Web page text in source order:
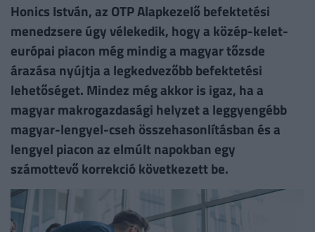
Honics István, az OTP Alapkezelő befektetési
menedzsere úgy vélekedik, hogy a közép-kelet-
európai piacon még mindig a magyar tőzsde
árazása nyújtja a legkedvezőbb befektetési
lehetőséget. Mindez még akkor is igaz, ha a
magyar makrogazdasági helyzet a leggyengébb
magyar-lengyel-cseh összehasonlításban és a
lengyel piacon az elmúlt napokban egy
számottevő korrekció következett be.